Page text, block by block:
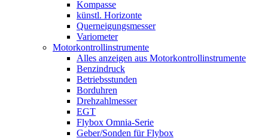
Kompasse
künstl. Horizonte
Querneigungsmesser
Variometer
Motorkontrollinstrumente
Alles anzeigen aus Motorkontrollinstrumente
Benzindruck
Betriebsstunden
Borduhren
Drehzahlmesser
EGT
Flybox Omnia-Serie
Geber/Sonden für Flybox